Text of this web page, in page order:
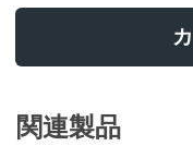
関連製品